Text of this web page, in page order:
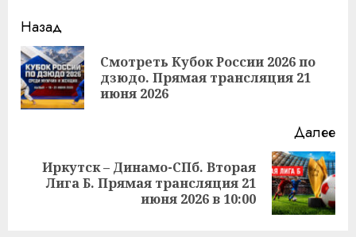
Продолжить
чтение
Назад
Смотреть Кубок России 2026 по
дзюдо. Прямая трансляция 21
июня 2026
Далее
Следующая
Иркутск – Динамо-СПб. Вторая
Лига Б. Прямая трансляция 21
июня 2026 в 10:00